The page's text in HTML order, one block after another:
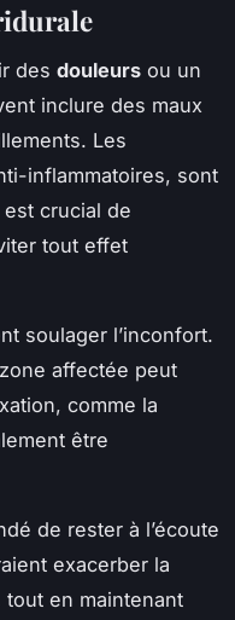
des douleurs ou un
inclure des maux
Les
inflammatoires, sont
crucial de
tout effet
soulager l’inconfort.
affectée peut
comme la
être
de rester à l’écoute
exacerber la
en maintenant